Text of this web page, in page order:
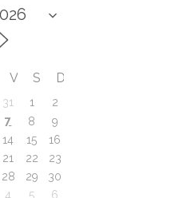
V S D
31 1
2
7 8
9
14 15
16
21 22
23
28 29
30
4 5 6